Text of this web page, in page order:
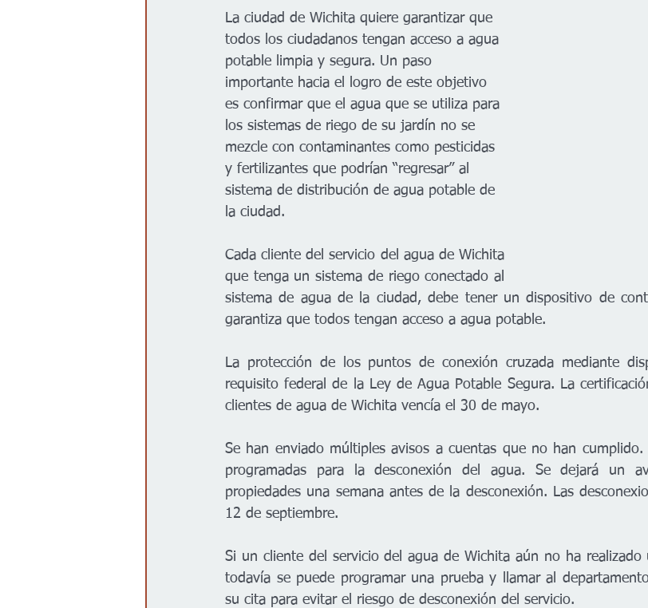
Espectáculos
La ciudad de Wichita quiere garantizar que
todos los ciudadanos tengan acceso a agua
potable limpia y segura. Un paso
importante hacia el logro de este objetivo
es confirmar que el agua que se utiliza para
los sistemas de riego de su jardín no se
mezcle con contaminantes como pesticidas
y fertilizantes que podrían “regresar” al
sistema de distribución de agua potable de
la ciudad.
Cada cliente del servicio del agua de Wichita
que tenga un sistema de riego conectado al
sistema de agua de la ciudad, debe tener un dispositivo de
garantiza que todos tengan acceso a agua potable.
La protección de los puntos de conexión cruzada mediante
requisito federal de la Ley de Agua Potable Segura. La
clientes de agua de Wichita vencía el 30 de mayo.
Se han enviado múltiples avisos a cuentas que no han cumplido.
programadas para la desconexión del agua. Se dejará un
propiedades una semana antes de la desconexión. Las
12 de septiembre.
Si un cliente del servicio del agua de Wichita aún no ha
todavía se puede programar una prueba y llamar al
su cita para evitar el riesgo de desconexión del servicio.